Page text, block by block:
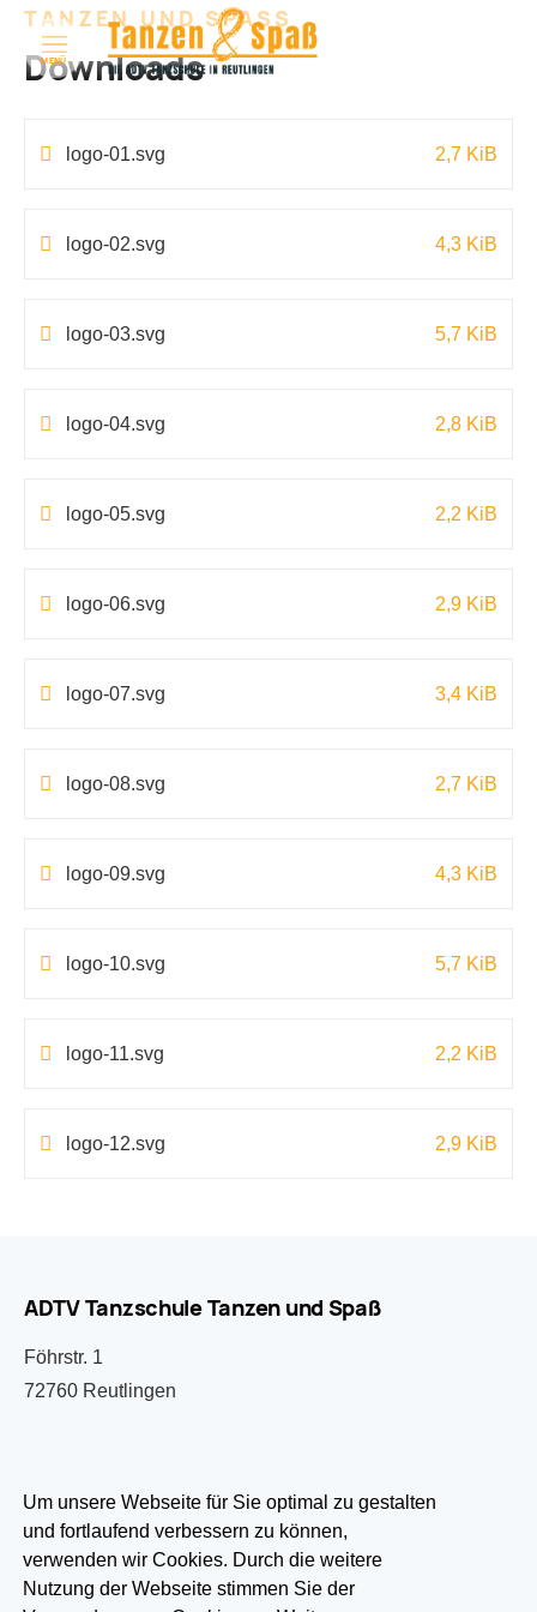
Um unsere Webseite für Sie optimal zu gestalten
und fortlaufend verbessern zu können,
verwenden wir Cookies. Durch die weitere
Nutzung der Webseite stimmen Sie der
MENÜ
TANZEN UND SPASS
Downloads
logo-01.svg 2,7 KiB
logo-02.svg 4,3 KiB
logo-03.svg 5,7 KiB
logo-04.svg 2,8 KiB
logo-05.svg 2,2 KiB
logo-06.svg 2,9 KiB
logo-07.svg 3,4 KiB
logo-08.svg 2,7 KiB
logo-09.svg 4,3 KiB
logo-10.svg 5,7 KiB
logo-11.svg 2,2 KiB
logo-12.svg 2,9 KiB
ADTV Tanzschule Tanzen und Spaß
Föhrstr. 1
72760 Reutlingen
07121 333033
info@tanzen-und-spass.de
Besuchen Sie uns auf: